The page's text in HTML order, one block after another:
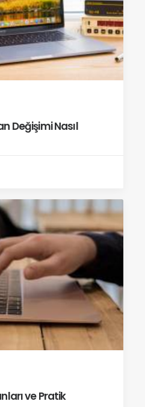
Değişimi Nasıl
ve Pratik